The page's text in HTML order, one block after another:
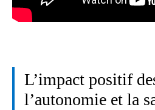
L’impact positif
l’autonomie et la